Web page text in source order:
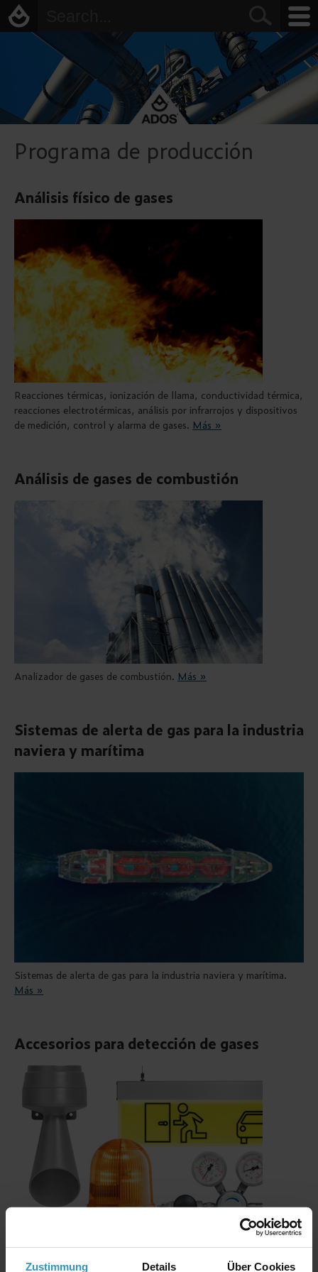
Zustimmung Details Über Cookies
Programa de producción
Análisis físico de gases
Reacciones térmicas, ionización de llama, conductividad térmica,
reacciones electrotérmicas, análisis por infrarrojos y dispositivos
de medición, control y alarma de gases. Más »
Análisis de gases de combustión
Analizador de gases de combustión. Más »
Sistemas de alerta de gas para la industria
naviera y marítima
Sistemas de alerta de gas para la industria naviera y marítima.
Más »
Accesorios para detección de gases
Sondas de ambiente, mangueras de extracción, filtros, juntas,